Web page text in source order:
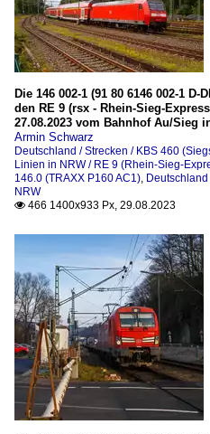
Die 146 002-1 (91 80 6146 002-1
den RE 9 (rsx - Rhein-Sieg-
27.08.2023 vom Bahnhof Au/Sieg
Armin Schwarz
Deutschland / Strecken / KBS 460
Linien in NRW / RE 9 (Rhein-Sieg-
146.0 (TRAXX P160 AC1),
NRW
 466 1400x933 Px, 29.08.2023